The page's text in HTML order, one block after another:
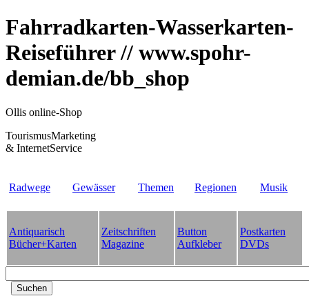
Fahrradkarten-Wasserkarten-
Reiseführer // www.spohr-
demian.de/bb_shop
Ollis online-Shop
TourismusMarketing
& InternetService
Radwege Gewässer Themen Regionen Musik
Antiquarisch
Bücher+Karten
Zeitschriften
Magazine
Button
Aufkleber
Postkarten
DVDs